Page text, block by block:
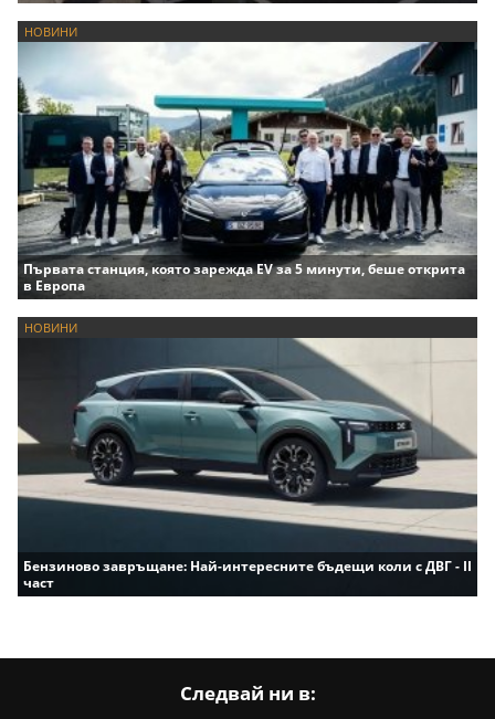
НОВИНИ
Първата станция, която зарежда EV за 5 минути, беше открита
в Европа
НОВИНИ
Бензиново завръщане: Най-интересните бъдещи коли с ДВГ - II
част
Следвай ни в: